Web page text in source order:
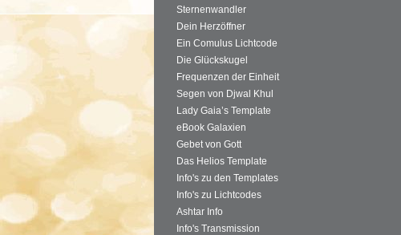
Sternenwandler
Dein Herzöffner
Ein Comulus Lichtcode
Die Glückskugel
Frequenzen der Einheit
Segen von Djwal Khul
Lady Gaia’s Template
eBook Galaxien
Gebet von Gott
Das Helios Template
Info's zu den Templates
Info's zu Lichtcodes
Ashtar Info
Info's Transmission